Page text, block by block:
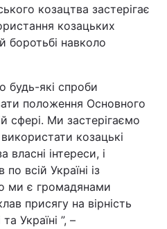
козацтва застерігає
козацьких
боротьбі навколо
будь-які спроби
положення Основного
сфері. Ми застерігаємо
козацькі
власні інтереси, і
всій Україні із
ми є громадянами
присягу на вірність
Україні ”, –